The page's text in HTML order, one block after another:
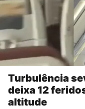
Turbulência
deixa 12
altitude